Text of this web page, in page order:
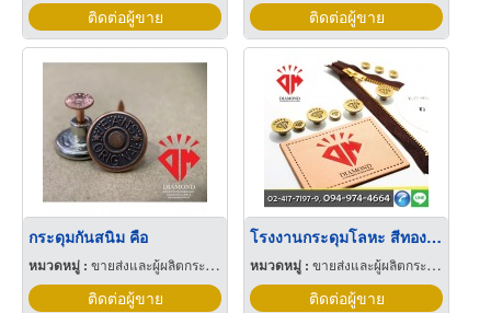
ติดต่อผู้ขาย ติดต่อผู้ขาย
กระดุมกันสนิม คือ
หมวดหมู่ : ขายส่งและผู้ผลิตกระดุม
ติดต่อผู้ขาย
โรงงานกระดุมโลหะ สีทอง ราคา
หมวดหมู่ :ขายส่งและผู้ผลิตกระดุม
ติดต่อผู้ขาย